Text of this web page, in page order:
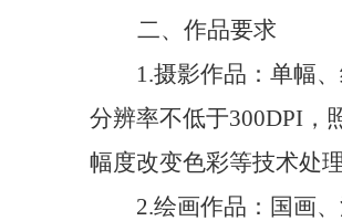
二、作品要求
1.摄影作品：单幅
分辨率不低于300DPI，
幅度改变色彩等技术处
2.绘画作品：国画